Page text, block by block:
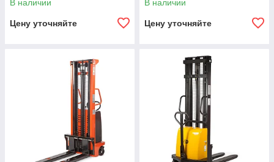
В наличии
Цену уточняйте
В наличии
Цену уточняйте